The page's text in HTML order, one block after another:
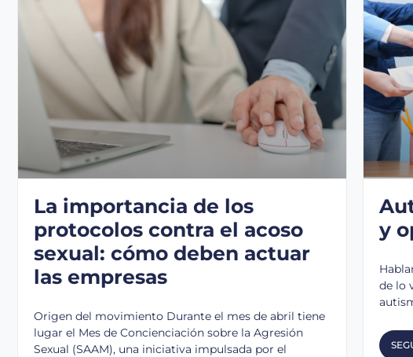
La importancia de los
protocolos contra el acoso
sexual: cómo deben actuar
las empresas
Origen del movimiento Durante el mes de abril tiene
lugar el Mes de Concienciación sobre la Agresión
Sexual (SAAM), una iniciativa impulsada por el
y
de lo